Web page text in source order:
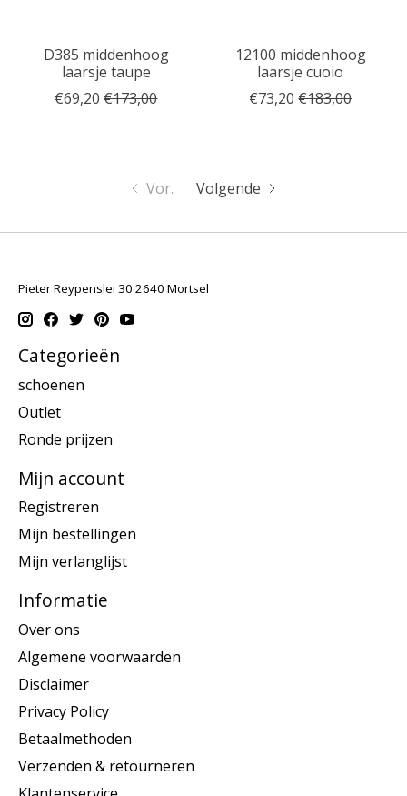
D385 middenhoog
laarsje taupe
€69,20 €173,00
12100 middenhoog
laarsje cuoio
€73,20 €183,00
Vor. Volgende
Pieter Reypenslei 30 2640 Mortsel
Categorieën
schoenen
Outlet
Ronde prijzen
Mijn account
Registreren
Mijn bestellingen
Mijn verlanglijst
Informatie
Over ons
Algemene voorwaarden
Disclaimer
Privacy Policy
Betaalmethoden
Verzenden & retourneren